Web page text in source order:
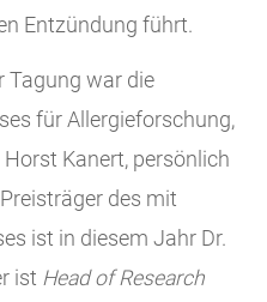
Entzündung führt.
Tagung war die
für Allergieforschung,
Kanert, persönlich
des mit
ist in diesem Jahr Dr.
ist Head of Research